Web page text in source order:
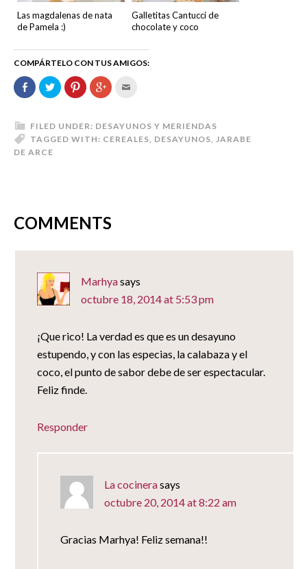
Las magdalenas de nata
de Pamela :)
Galletitas Cantucci de
chocolate y coco
COMPÁRTELO CON TUS AMIGOS:
Comparte
en
Facebook
en
una
ventana
nueva)
Haz
clic
para
Twitter
(Se
abre
Haz
clic
para
Pinterest
(Se
abre
Haz
clic
Google+
(Se
abre
correo
electrónico
a
FILED UNDER: DESAYUNOS Y MERIENDAS
TAGGED WITH: CEREALES, DESAYUNOS, JARABE
DE ARCE
COMMENTS
Marhyasays
octubre 18, 2014 at 5:53 pm
¡Que rico! La verdad es que es un desayuno
estupendo, y con las especias, la calabaza y el
coco, el punto de sabor debe de ser espectacular.
Feliz finde.
Responder
La cocinerasays
octubre 20, 2014 at 8:22 am
Gracias Marhya! Feliz semana!!